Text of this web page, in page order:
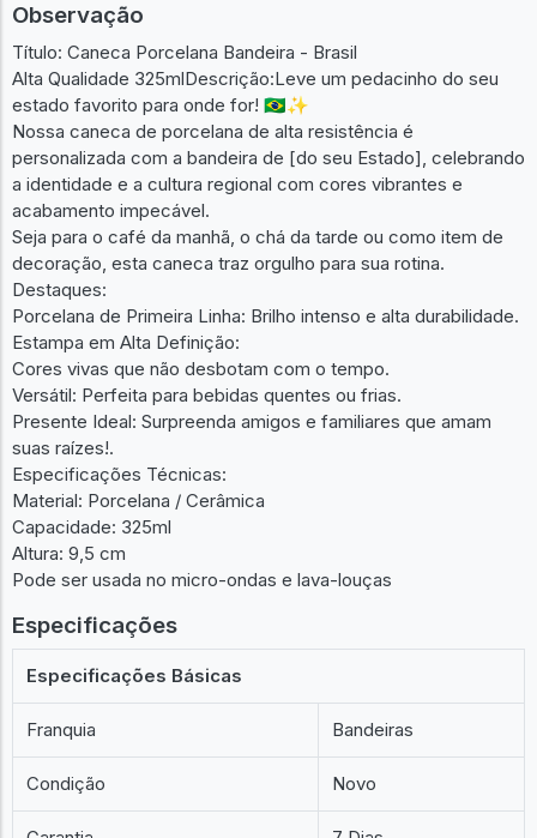
Observação
Título: Caneca Porcelana Bandeira - Brasil
Alta Qualidade 325mlDescrição:Leve um pedacinho do seu
estado favorito para onde for! 🇧🇷✨
Nossa caneca de porcelana de alta resistência é
personalizada com a bandeira de [do seu Estado], celebrando
a identidade e a cultura regional com cores vibrantes e
acabamento impecável.
Seja para o café da manhã, o chá da tarde ou como item de
decoração, esta caneca traz orgulho para sua rotina.
Destaques:
Porcelana de Primeira Linha: Brilho intenso e alta durabilidade.
Estampa em Alta Definição:
Cores vivas que não desbotam com o tempo.
Versátil: Perfeita para bebidas quentes ou frias.
Presente Ideal: Surpreenda amigos e familiares que amam
suas raízes!.
Especificações Técnicas:
Material: Porcelana / Cerâmica
Capacidade: 325ml
Altura: 9,5 cm
Pode ser usada no micro-ondas e lava-louças
Especificações
Especificações Básicas
Franquia Bandeiras
Condição Novo